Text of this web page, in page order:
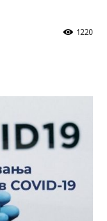
1220